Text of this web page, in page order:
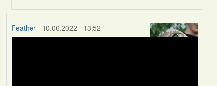
Feather- 10.06.2022 - 13:52